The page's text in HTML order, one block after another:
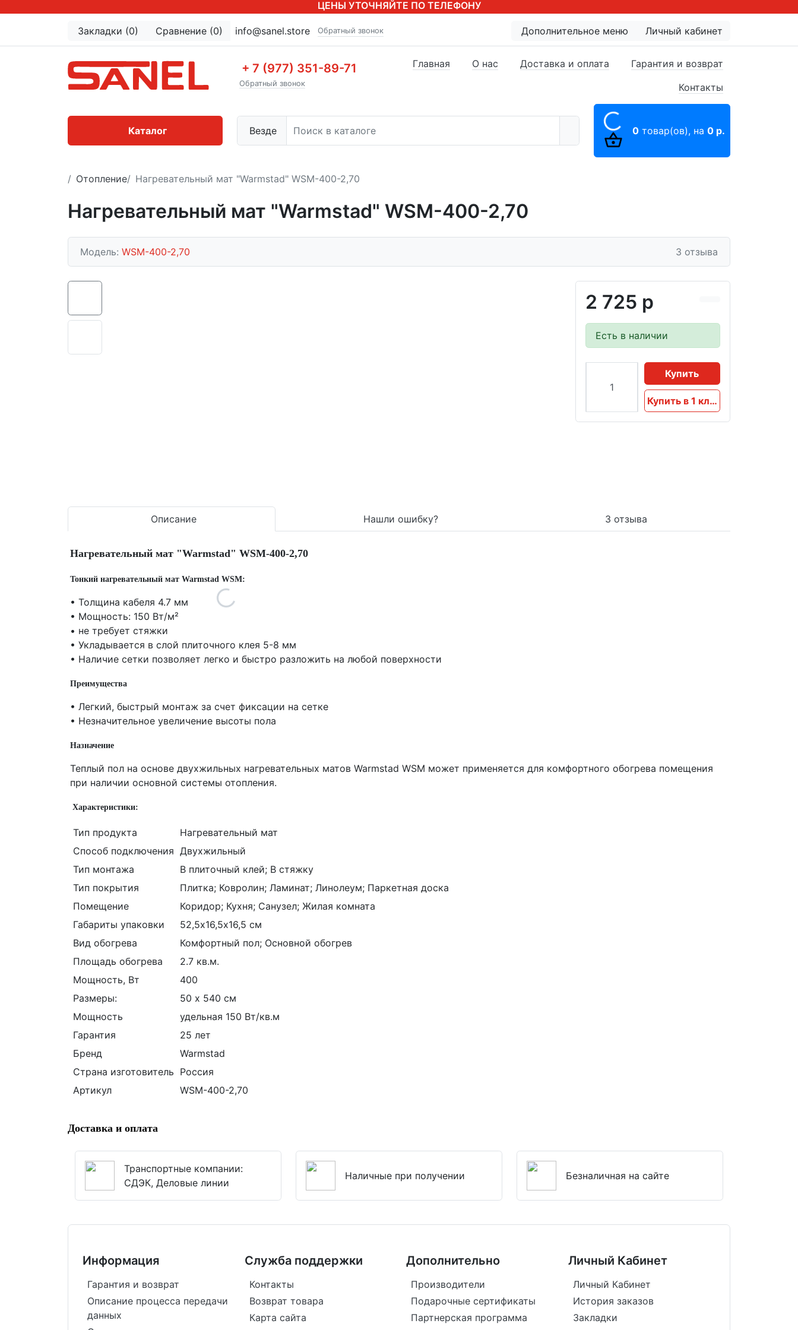
ЦЕНЫ УТОЧНЯЙТЕ ПО ТЕЛЕФОНУ
Закладки (0) Сравнение (0) info@sanel.store Обратный звонок Дополнительное меню Личный кабинет
+ 7 (977) 351-89-71
Обратный звонок
Везде
Главная О нас Доставка и оплата
Гарантия и возврат
Контакты
0 товар(ов), на 0 р.
Каталог
Отопление Нагревательный мат "Warmstad" WSM-400-2,70
Нагревательный мат "Warmstad" WSM-400-2,70
Модель: WSM-400-2,70 3 отзыва
2 725 р
Есть в наличии
Купить
Купить в 1 клик
Описание Нашли ошибку? 3 отзыва
Нагревательный мат "Warmstad" WSM-400-2,70
Тонкий нагревательный мат Warmstad WSM:
• Толщина кабеля 4.7 мм
• Мощность: 150 Вт/м²
• не требует стяжки
• Укладывается в слой плиточного клея 5-8 мм
• Наличие сетки позволяет легко и быстро разложить на любой поверхности
Преимущества
• Легкий, быстрый монтаж за счет фиксации на сетке
• Незначительное увеличение высоты пола
Назначение
Теплый пол на основе двухжильных нагревательных матов Warmstad WSM может применяется для комфортного обогрева помещения
при наличии основной системы отопления.
Характеристики:
Тип продукта
Нагревательный мат
Способ подключения Двухжильный
Тип монтажа
В плиточный клей; В стяжку
Тип покрытия
Плитка; Ковролин; Ламинат; Линолеум; Паркетная доска
Помещение
Коридор; Кухня; Санузел; Жилая комната
Габариты упаковки
52,5х16,5х16,5 см
Вид обогрева
Комфортный пол; Основной обогрев
Площадь обогрева
2.7 кв.м.
Мощность, Вт
400
Размеры:
50 х 540 см
Мощность
удельная 150 Вт/кв.м
Гарантия
25 лет
Бренд
Warmstad
Страна изготовитель Россия
Артикул
WSM-400-2,70
Доставка и оплата
Транспортные компании:
СДЭК, Деловые линии
Наличные при получении Безналичная на сайте
Информация
Гарантия и возврат
Описание процесса передачи
данных
Служба поддержки
Контакты
Возврат товара
Карта сайта
Дополнительно
Производители
Подарочные сертификаты
Партнерская программа
Личный Кабинет
Личный Кабинет
История заказов
Закладки